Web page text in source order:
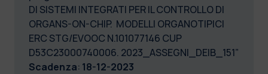
DI SISTEMI INTEGRATI PER IL CONTROLLO DI
ORGANS-ON-CHIP. MODELLI ORGANOTIPICI
ERC STG/EVOOC N.101077146 CUP
D53C23000740006. 2023_ASSEGNI_DEIB_151”
Scadenza: 18-12-2023